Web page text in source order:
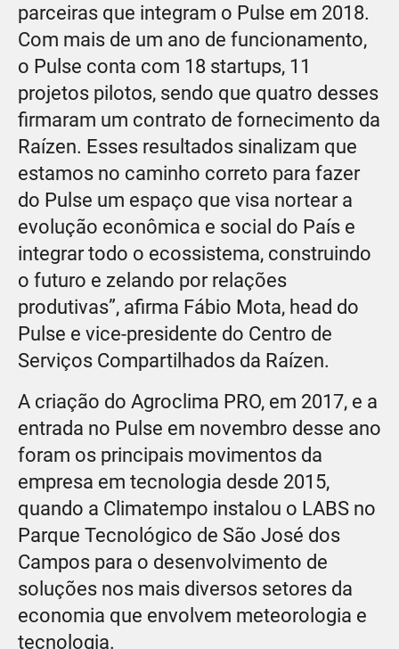
parceiras que integram o Pulse em 2018.
Com mais de um ano de funcionamento,
o Pulse conta com 18 startups, 11
projetos pilotos, sendo que quatro desses
firmaram um contrato de fornecimento da
Raízen. Esses resultados sinalizam que
estamos no caminho correto para fazer
do Pulse um espaço que visa nortear a
evolução econômica e social do País e
integrar todo o ecossistema, construindo
o futuro e zelando por relações
produtivas”, afirma Fábio Mota, head do
Pulse e vice-presidente do Centro de
Serviços Compartilhados da Raízen.
A criação do Agroclima PRO, em 2017, e a
entrada no Pulse em novembro desse ano
foram os principais movimentos da
empresa em tecnologia desde 2015,
quando a Climatempo instalou o LABS no
Parque Tecnológico de São José dos
Campos para o desenvolvimento de
soluções nos mais diversos setores da
economia que envolvem meteorologia e
tecnologia.